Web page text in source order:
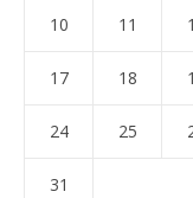
10 11
17 18
24 25
31